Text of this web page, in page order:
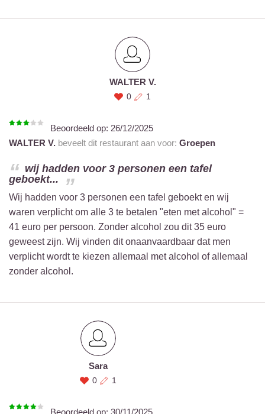
WALTER V.
0 1
Beoordeeld op: 26/12/2025
WALTER V. beveelt dit restaurant aan voor: Groepen
wij hadden voor 3 personen een tafel
geboekt...
Wij hadden voor 3 personen een tafel geboekt en wij
waren verplicht om alle 3 te betalen "eten met alcohol" =
41 euro per persoon. Zonder alcohol zou dit 35 euro
geweest zijn. Wij vinden dit onaanvaardbaar dat men
verplicht wordt te kiezen allemaal met alcohol of allemaal
zonder alcohol.
Sara
0 1
Beoordeeld op: 30/11/2025